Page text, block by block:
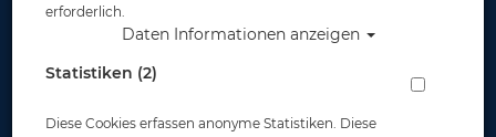
Informationen
erforderlich.
Daten Informationen anzeigen
Statistiken (2)
Diese Cookies erfassen anonyme Statistiken. Diese